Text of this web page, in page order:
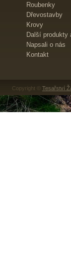
Roubenky
Dřevostavby
Krovy
Další produkty
Napsali o nás
Kontakt
Copyright © Tesařství